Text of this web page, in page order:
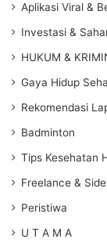
Aplikasi Viral &
Investasi &
HUKUM &
Gaya Hidup
Rekomendasi
Badminton
Tips Kesehatan
Freelance &
Peristiwa
U T A M A